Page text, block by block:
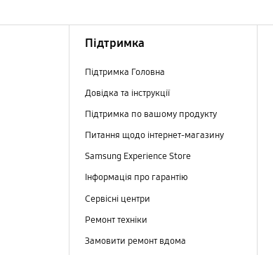
Підтримка
Підтримка Головна
Довідка та інструкції
Підтримка по вашому продукту
Питання щодо інтернет-магазину
Samsung Experience Store
Інформація про гарантію
Сервісні центри
Ремонт техніки
Замовити ремонт вдома